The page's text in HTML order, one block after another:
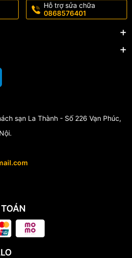
Hỗ trợ sửa chữa
0868576401
sạn La Thành - Số 226 Vạn Phúc,